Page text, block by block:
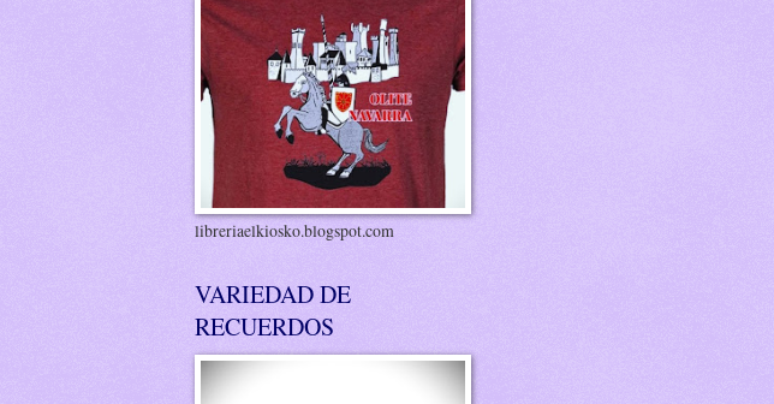
libreriaelkiosko.blogspot.com
VARIEDAD DE
RECUERDOS